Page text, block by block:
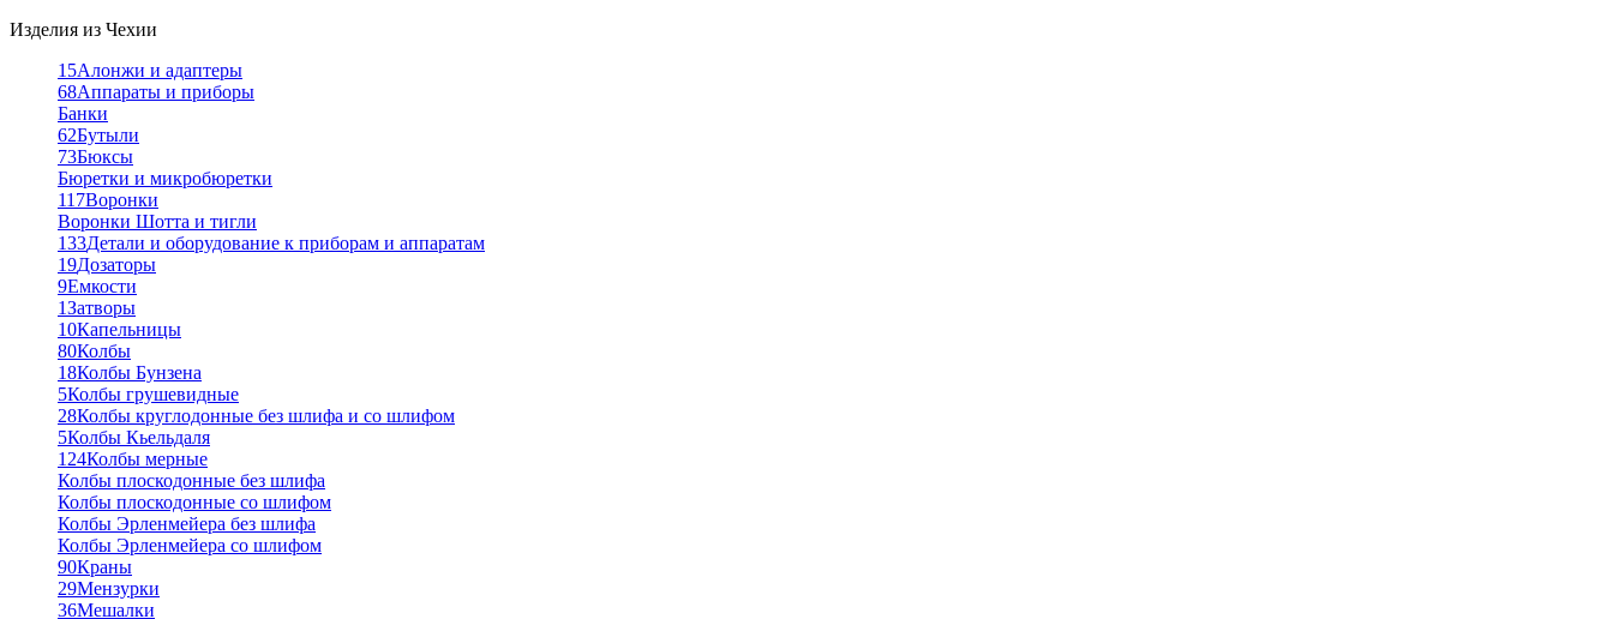
Изделия из Чехии
15Алонжи и адаптеры
68Аппараты и приборы
Банки
62Бутыли
73Бюксы
Бюретки и микробюретки
117Воронки
Воронки Шотта и тигли
133Детали и оборудование к приборам и аппаратам
19Дозаторы
9Емкости
1Затворы
10Капельницы
80Колбы
18Колбы Бунзена
5Колбы грушевидные
28Колбы круглодонные без шлифа и со шлифом
5Колбы Кьельдаля
124Колбы мерные
Колбы плоскодонные без шлифа
Колбы плоскодонные со шлифом
Колбы Эрленмейера без шлифа
Колбы Эрленмейера со шлифом
90Краны
29Мензурки
36Мешалки